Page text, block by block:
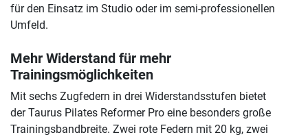
für den Einsatz im Studio oder im semi-professionellen
Umfeld.
Mehr Widerstand für mehr
Trainingsmöglichkeiten
Mit sechs Zugfedern in drei Widerstandsstufen bietet
der Taurus Pilates Reformer Pro eine besonders große
Trainingsbandbreite. Zwei rote Federn mit 20 kg, zwei